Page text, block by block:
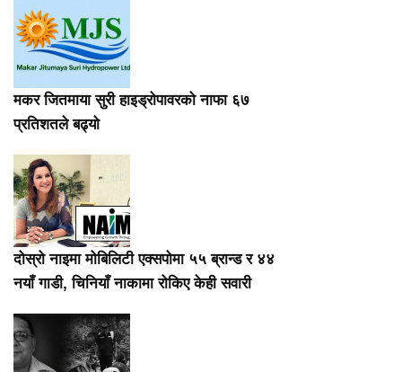
मकर जितमाया सुरी हाइड्रोपावरको नाफा ६७
प्रतिशतले बढ्यो
दोस्रो नाइमा मोबिलिटी एक्सपोमा ५५ ब्रान्ड र ४४
नयाँ गाडी, चिनियाँ नाकामा रोकिए केही सवारी